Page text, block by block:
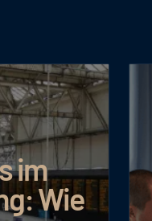
im
Wie